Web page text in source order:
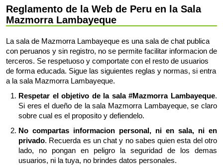
Reglamento de la Web de Peru en la Sala
Mazmorra Lambayeque
La sala de Mazmorra Lambayeque es una sala de chat publica
con peruanos y sin registro, no se permite facilitar informacion de
terceros. Se respetuoso y comportate con el resto de usuarios
de forma educada. Sigue las siguientes reglas y normas, si entra
a la sala Mazmorra Lambayeque.
Respetar el objetivo de la sala #Mazmorra Lambayeque.
Si eres el dueño de la sala Mazmorra Lambayeque, se claro
sobre cual es el proposito y defiendelo.
No compartas informacion personal, ni en sala, ni en
privado. Recuerda es un chat y no sabes quien esta del otro
lado, no pongan en peligro la seguridad de los demas
usuarios, ni la tuya, no brindes datos personales.